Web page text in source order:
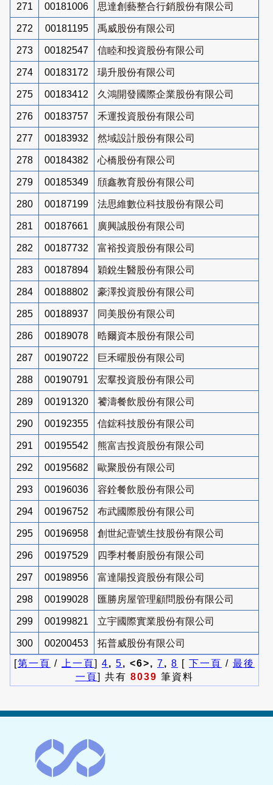
271 00181006 思達創藝整合行銷股份有限公司
272 00181195 禹威股份有限公司
273 00182547 信睦和投資股份有限公司
274 00183172 瑒升股份有限公司
275 00183412 久鴻開發國際企業股份有限公司
276 00183757 禾運投資股份有限公司
277 00183932 然域設計股份有限公司
278 00184382 心橋股份有限公司
279 00185349 頎鑫教育股份有限公司
280 00187199 法思維數位科技股份有限公司
281 00187661 廣興誠股份有限公司
282 00187732 富裕投資股份有限公司
283 00187894 穎銳生醫股份有限公司
284 00188802 豪澤投資股份有限公司
285 00188937 同美股份有限公司
286 00189078 晧爾資本股份有限公司
287 00190722 巨禾曜股份有限公司
288 00190791 宏羣投資股份有限公司
289 00191320 饕濤餐飲股份有限公司
290 00192355 信鋐科技股份有限公司
291 00195542 熊富吉投資股份有限公司
292 00195682 歐聚股份有限公司
293 00196036 容銓餐飲股份有限公司
294 00196752 布武國際股份有限公司
295 00196958 創世紀壹號生技股份有限公司
296 00197529 四季村餐廚股份有限公司
297 00198956 富達陽投資股份有限公司
298 00199028 匯勝房屋管理顧問股份有限公司
299 00199821 立宇國際實業股份有限公司
300 00200453
拓普威股份有限公司
[第一頁 / 上一頁] 4, 5, <6>, 7, 8 [ 下一頁 / 最後
一頁] 共有 8039 筆資料